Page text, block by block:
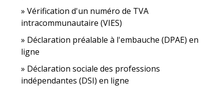
Vérification d'un numéro de TVA
intracommunautaire (VIES)
Déclaration préalable à l'embauche (DPAE) en
ligne
Déclaration sociale des professions
indépendantes (DSI) en ligne